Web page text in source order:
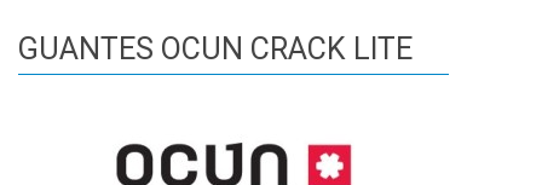
GUANTES OCUN CRACK LITE